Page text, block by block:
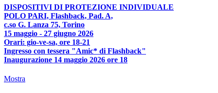
DISPOSITIVI DI PROTEZIONE INDIVIDUALE
POLO PARI, Flashback, Pad. A,
c.so G. Lanza 75, Torino
15 maggio - 27 giugno 2026
Orari: gio-ve-sa, ore 18-21
Ingresso con tessera "Amic* di Flashback"
Inaugurazione 14 maggio 2026 ore 18
Mostra